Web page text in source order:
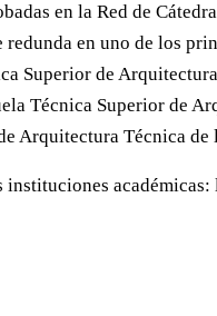
en la Red de
en uno de los
Superior de
Técnica Superior de
Arquitectura Técnica de